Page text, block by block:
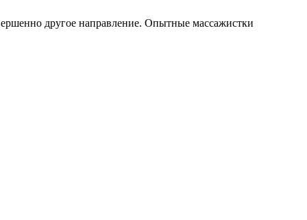
другое направление. Опытные массажистки